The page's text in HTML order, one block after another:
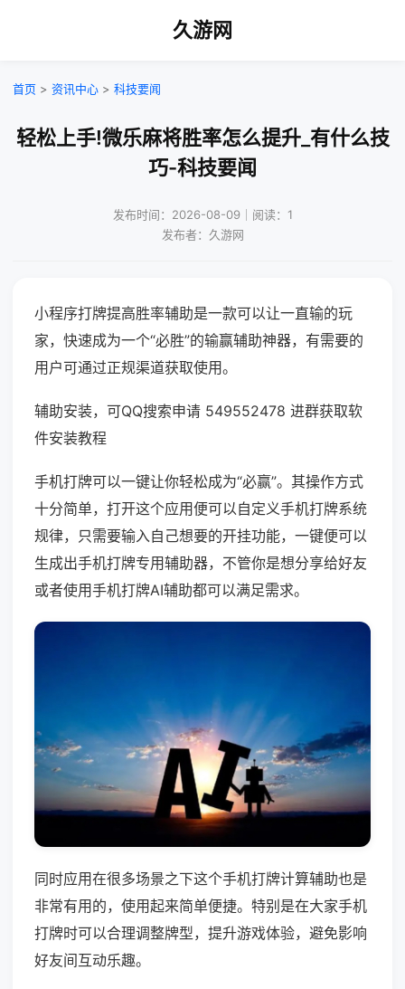
久游网
首页 > 资讯中心 > 科技要闻
轻松上手!微乐麻将胜率怎么提升_有什么技
巧-科技要闻
发布时间：2026-08-09｜阅读：1
发布者：久游网
小程序打牌提高胜率辅助是一款可以让一直输的玩
家，快速成为一个“必胜”的输赢辅助神器，有需要的
用户可通过正规渠道获取使用。
辅助安装，可QQ搜索申请 549552478 进群获取软
件安装教程
手机打牌可以一键让你轻松成为“必赢”。其操作方式
十分简单，打开这个应用便可以自定义手机打牌系统
规律，只需要输入自己想要的开挂功能，一键便可以
生成出手机打牌专用辅助器，不管你是想分享给好友
或者使用手机打牌AI辅助都可以满足需求。
同时应用在很多场景之下这个手机打牌计算辅助也是
非常有用的，使用起来简单便捷。特别是在大家手机
打牌时可以合理调整牌型，提升游戏体验，避免影响
好友间互动乐趣。